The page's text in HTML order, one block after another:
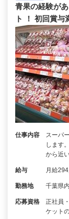
青果の経験が
ト ！ 初回賞与
仕事内容
スーパ
します
から近
給与 月給
勤務地 千葉県
応募資格
正社員
ケット